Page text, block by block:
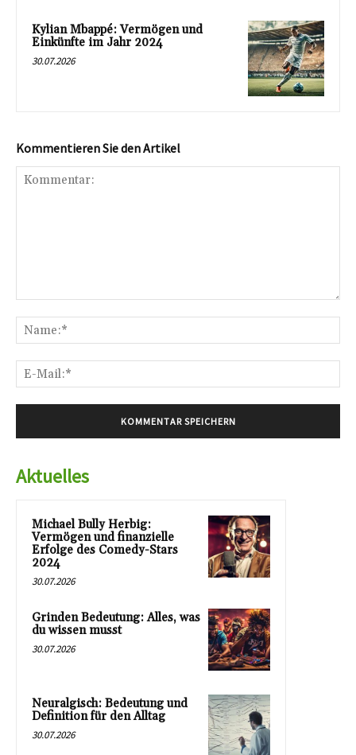
Kylian Mbappé: Vermögen und
Einkünfte im Jahr 2024
30.07.2026
Kommentieren Sie den Artikel
Aktuelles
Michael Bully Herbig:
Vermögen und finanzielle
Erfolge des Comedy-Stars
2024
30.07.2026
Grinden Bedeutung: Alles, was
du wissen musst
30.07.2026
Neuralgisch: Bedeutung und
Definition für den Alltag
30.07.2026